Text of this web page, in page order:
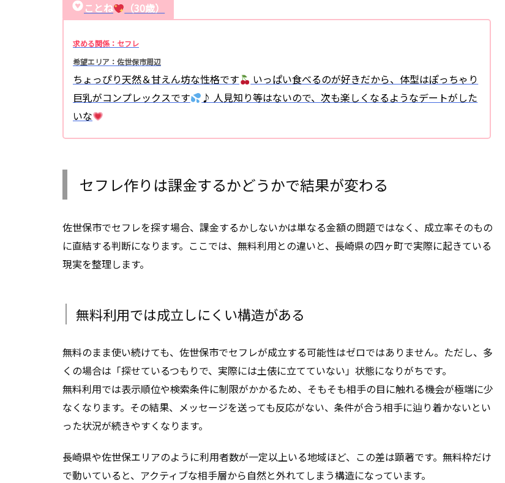
ことね （30歳）
求める関係：セフレ
希望エリア：佐世保市周辺
ちょっぴり天然＆甘えん坊な性格です
いっぱい食べるのが好きだから、体型はぽっちゃり
巨乳がコンプレックスです
♪ 人見知り等はないので、次も楽しくなるようなデートがした
いな
セフレ作りは課金するかどうかで結果が変わる
佐世保市でセフレを探す場合、課金するかしないかは単なる金額の問題ではなく、成立率そのもの
に直結する判断になります。ここでは、無料利用との違いと、長崎県の四ヶ町で実際に起きている
現実を整理します。
無料利用では成立しにくい構造がある
無料のまま使い続けても、佐世保市でセフレが成立する可能性はゼロではありません。ただし、多
くの場合は「探せているつもりで、実際には土俵に立てていない」状態になりがちです。
無料利用では表示順位や検索条件に制限がかかるため、そもそも相手の目に触れる機会が極端に少
なくなります。その結果、メッセージを送っても反応がない、条件が合う相手に辿り着かないとい
った状況が続きやすくなります。
長崎県や佐世保エリアのように利用者数が一定以上いる地域ほど、この差は顕著です。無料枠だけ
で動いていると、アクティブな相手層から自然と外れてしまう構造になっています。